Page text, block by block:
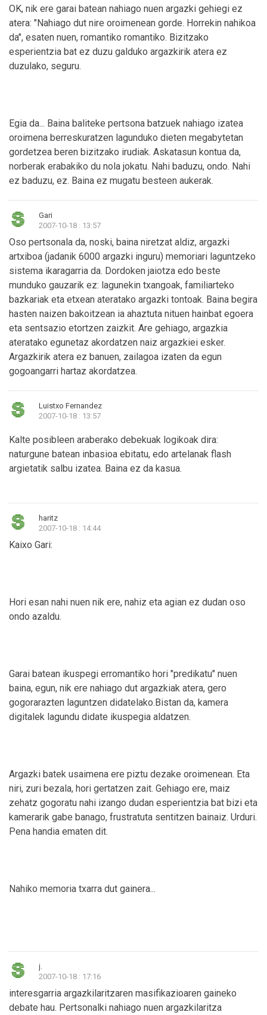
OK, nik ere garai batean nahiago nuen argazki gehiegi ez
atera: "Nahiago dut nire oroimenean gorde. Horrekin nahikoa
da", esaten nuen, romantiko romantiko. Bizitzako
esperientzia bat ez duzu galduko argazkirik atera ez
duzulako, seguru.
Egia da... Baina baliteke pertsona batzuek nahiago izatea
oroimena berreskuratzen lagunduko dieten megabytetan
gordetzea beren bizitzako irudiak. Askatasun kontua da,
norberak erabakiko du nola jokatu. Nahi baduzu, ondo. Nahi
ez baduzu, ez. Baina ez mugatu besteen aukerak.
Gari
2007-10-18 : 13:57
Oso pertsonala da, noski, baina niretzat aldiz, argazki
artxiboa (jadanik 6000 argazki inguru) memoriari laguntzeko
sistema ikaragarria da. Dordoken jaiotza edo beste
munduko gauzarik ez: lagunekin txangoak, familiarteko
bazkariak eta etxean ateratako argazki tontoak. Baina begira
hasten naizen bakoitzean ia ahaztuta nituen hainbat egoera
eta sentsazio etortzen zaizkit. Are gehiago, argazkia
ateratako egunetaz akordatzen naiz argazkiei esker.
Argazkirik atera ez banuen, zailagoa izaten da egun
gogoangarri hartaz akordatzea.
Luistxo Fernandez
2007-10-18 : 13:57
Kalte posibleen araberako debekuak logikoak dira:
naturgune batean inbasioa ebitatu, edo artelanak flash
argietatik salbu izatea. Baina ez da kasua.
haritz
2007-10-18 : 14:44
Kaixo Gari:
Hori esan nahi nuen nik ere, nahiz eta agian ez dudan oso
ondo azaldu.
Garai batean ikuspegi erromantiko hori "predikatu" nuen
baina, egun, nik ere nahiago dut argazkiak atera, gero
gogorarazten laguntzen didatelako.Bistan da, kamera
digitalek lagundu didate ikuspegia aldatzen.
Argazki batek usaimena ere piztu dezake oroimenean. Eta
niri, zuri bezala, hori gertatzen zait. Gehiago ere, maiz
zehatz gogoratu nahi izango dudan esperientzia bat bizi eta
kamerarik gabe banago, frustratuta sentitzen bainaiz. Urduri.
Pena handia ematen dit.
Nahiko memoria txarra dut gainera...
j.
2007-10-18 : 17:16
interesgarria argazkilaritzaren masifikazioaren gaineko
debate hau. Pertsonalki nahiago nuen argazkilaritza